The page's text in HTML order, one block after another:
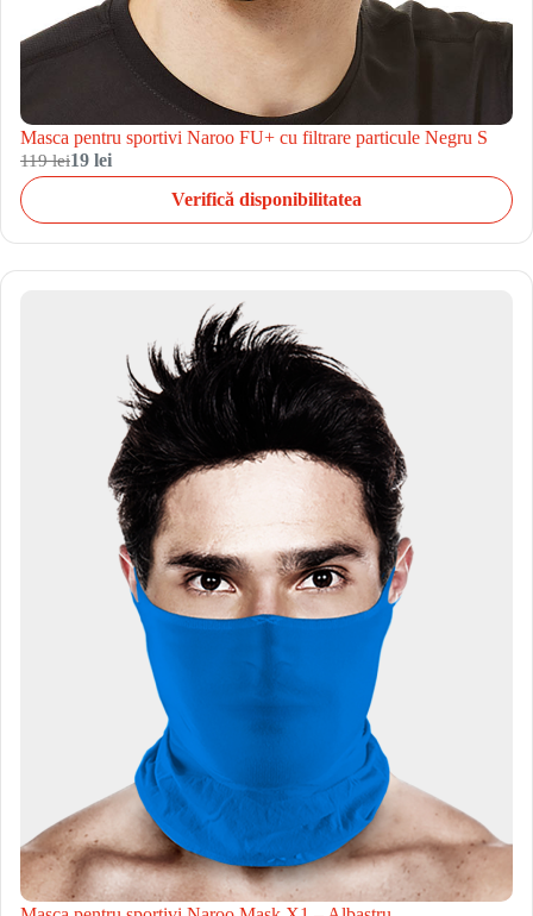
Masca pentru sportivi Naroo FU+ cu filtrare particule Negru S
119 lei19 lei
Verifică disponibilitatea